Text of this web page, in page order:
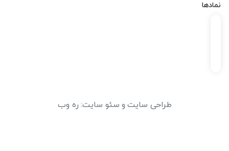
نمادها
طراحی سایت و سئو سایت: ره وب